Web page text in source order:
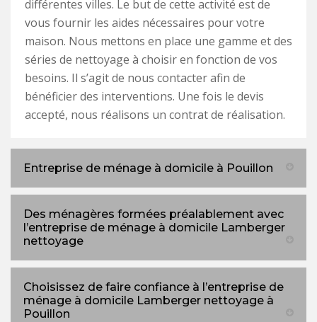
différentes villes. Le but de cette activité est de
vous fournir les aides nécessaires pour votre
maison. Nous mettons en place une gamme et des
séries de nettoyage à choisir en fonction de vos
besoins. Il s’agit de nous contacter afin de
bénéficier des interventions. Une fois le devis
accepté, nous réalisons un contrat de réalisation.
Entreprise de ménage à domicile à Pouillon
Des ménagères formées préalablement avec
l’entreprise de ménage à domicile Lamberger
nettoyage
Choisissez de faire confiance à l’entreprise de
ménage à domicile Lamberger nettoyage à
Pouillon